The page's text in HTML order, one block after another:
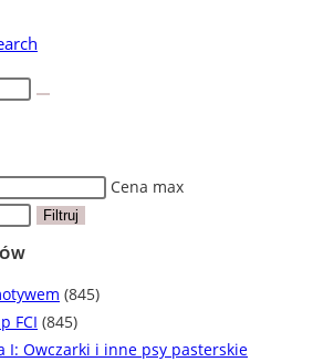
Cena max
Filtruj
(845)
FCI (845)
I: Owczarki i inne psy pasterskie